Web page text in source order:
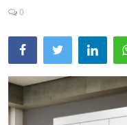
Armário de cozinha
Camas
Galeria
0